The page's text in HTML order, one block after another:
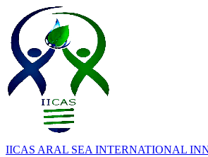
IICAS ARAL SEA INTERNATIONAL